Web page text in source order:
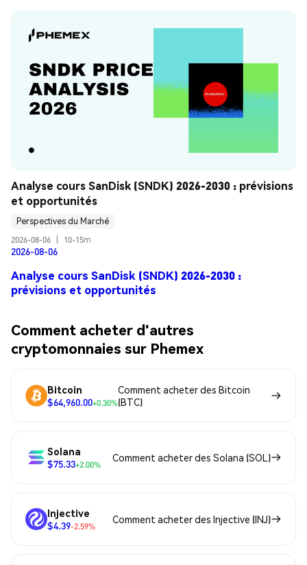
Analyse cours SanDisk (SNDK) 2026-2030 : prévisions
et opportunités
Perspectives du Marché
2026-08-06
10-15m
2026-08-06
Analyse cours SanDisk (SNDK) 2026-2030 :
prévisions et opportunités
Comment acheter d'autres
cryptomonnaies sur Phemex
Bitcoin
$64,960.00+0.30%
Comment acheter des Bitcoin
(BTC)
Solana
$75.33+2.00%
Comment acheter des Solana (SOL)
Injective
$4.39-2.59%
Comment acheter des Injective (INJ)